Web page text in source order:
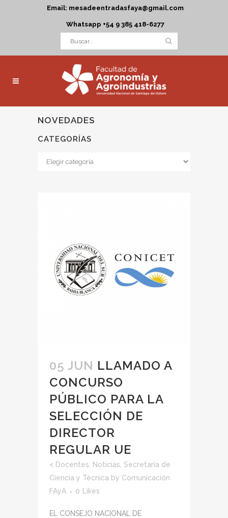
Email: mesadeentradasfaya@gmail.com
Whatsapp +54 9 385 418-6277
NOVEDADES
CATEGORÍAS
Categorías
05 JUN LLAMADO A
CONCURSO
PÚBLICO PARA LA
SELECCIÓN DE
DIRECTOR
REGULAR UE
< Docentes Noticias Secretaría de
Ciencia y Técnica by Comunicación
FAyA
0 Likes
EL CONSEJO NACIONAL DE